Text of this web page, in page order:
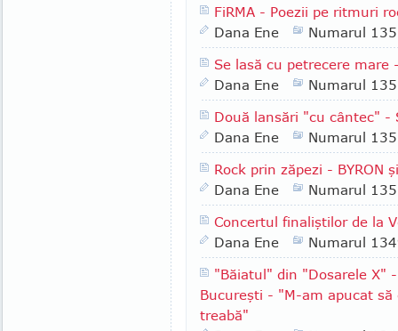
FiRMA - Poezii pe ritmuri
Dana Ene
Numarul
Se lasă cu petrecere mare
Dana Ene
Numarul
Două lansări "cu cântec" -
Dana Ene
Numarul
Rock prin zăpezi - BYRON
Dana Ene
Numarul
Concertul finaliştilor de la
Dana Ene
Numarul
"Băiatul" din "Dosarele X"
Bucureşti - "M-am apucat
treabă"